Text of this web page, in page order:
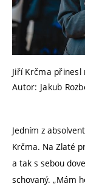
Jiří Krčma
Autor: Jakub
Jedním z
Krčma. Na Zlaté
a tak s sebou
schovaný. „Mám